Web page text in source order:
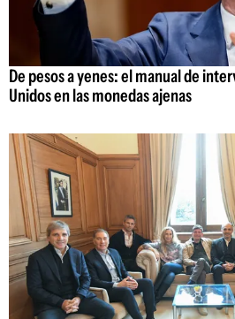
De pesos a yenes: el manual de
Unidos en las monedas ajenas